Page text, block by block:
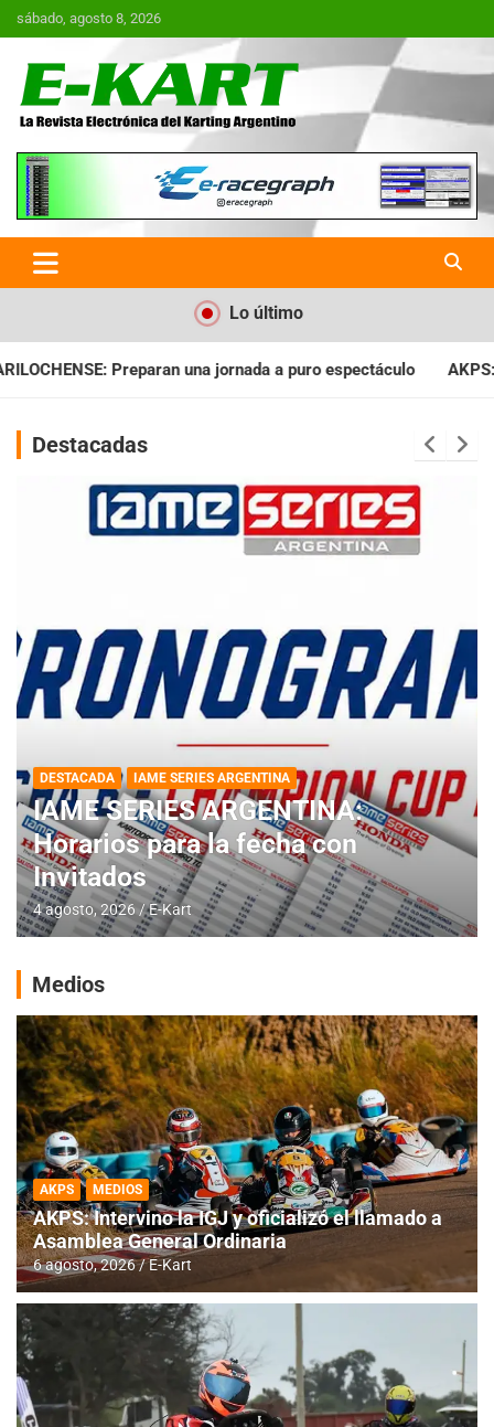
Saltar
al
sábado, agosto 8, 2026
E-Kart.com.ar | La Revista
Electrónica del Karting en
Argentina
Lo último
a puro espectáculo AKPS: Intervino la IGJ y oficializó el
Destacadas
DESTACADA IAME SERIES ARGENTINA
IAME SERIES ARGENTINA:
Horarios para la fecha con
Invitados
4 agosto, 2026 E-Kart
Medios
AKPS MEDIOS
AKPS: Intervino la IGJ y oficializó el llamado a
Asamblea General Ordinaria
6 agosto, 2026 E-Kart